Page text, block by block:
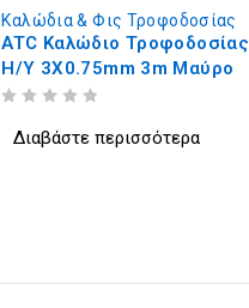
Καλώδια & Φις Τροφοδοσίας
ATC Καλώδιο Τροφοδοσίας
Η/Υ 3Χ0.75mm 3m Μαύρο
Διαβάστε περισσότερα